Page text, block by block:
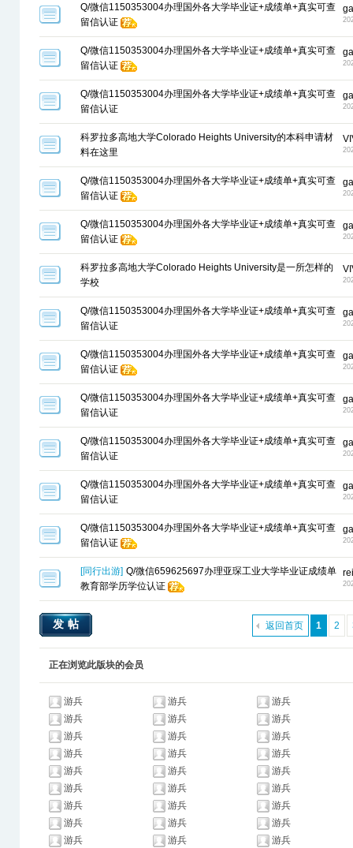
Q/微信1150353004办理国外各大学毕业证+成绩单+真实可查
留信认证
Q/微信1150353004办理国外各大学毕业证+成绩单+真实可查
留信认证
Q/微信1150353004办理国外各大学毕业证+成绩单+真实可查
留信认证
科罗拉多高地大学Colorado Heights University的本科申请材
料在这里
Q/微信1150353004办理国外各大学毕业证+成绩单+真实可查
留信认证
Q/微信1150353004办理国外各大学毕业证+成绩单+真实可查
留信认证
科罗拉多高地大学Colorado Heights University是一所怎样的
学校
Q/微信1150353004办理国外各大学毕业证+成绩单+真实可查
留信认证
Q/微信1150353004办理国外各大学毕业证+成绩单+真实可查
留信认证
Q/微信1150353004办理国外各大学毕业证+成绩单+真实可查
留信认证
Q/微信1150353004办理国外各大学毕业证+成绩单+真实可查
留信认证
Q/微信1150353004办理国外各大学毕业证+成绩单+真实可查
留信认证
Q/微信1150353004办理国外各大学毕业证+成绩单+真实可查
留信认证
[同行出游] Q/微信659625697办理亚琛工业大学毕业证成绩单
教育部学历学位认证
1 2
返回首页
发帖
正在浏览此版块的会员
游兵 游兵
游兵
游兵
游兵
游兵
游兵
游兵
游兵
游兵
游兵
游兵
游兵
游兵
游兵
游兵
游兵
游兵
游兵
游兵
游兵
游兵
游兵
游兵
游兵
游兵
游兵